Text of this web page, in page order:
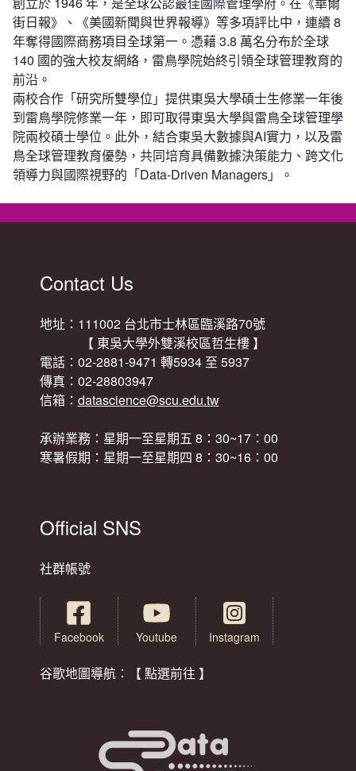
街日報》、《美國新聞與世界報導》等多項評比中，連續 8
年奪得國際商務項目全球第一。憑藉 3.8 萬名分布於全球
140 國的強大校友網絡，雷鳥學院始終引領全球管理教育的
前沿。
兩校合作「研究所雙學位」提供東吳大學碩士生修業一年後
到雷鳥學院修業一年，即可取得東吳大學與雷鳥全球管理學
院兩校碩士學位。此外，結合東吳大數據與AI實力，以及雷
鳥全球管理教育優勢，共同培育具備數據決策能力、跨文化
領導力與國際視野的「Data-Driven Managers」。
Contact Us
地址：111002 台北市士林區臨溪路70號
【 東吳大學外雙溪校區哲生樓 】
電話：02-2881-9471 轉5934 至 5937
傳真：02-28803947
信箱： datascience@scu.edu.tw
承辦業務：星期一至星期五 8：30~17：00
寒暑假期：星期一至星期四 8：30~16：00
Official SNS
社群帳號
Facebook Youtube Instagram
谷歌地圖導航：【 點選前往 】